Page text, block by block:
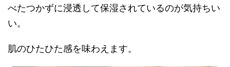
べたつかずに浸透して保湿されているのが気持ちい
い。
肌のひたひた感を味わえます。